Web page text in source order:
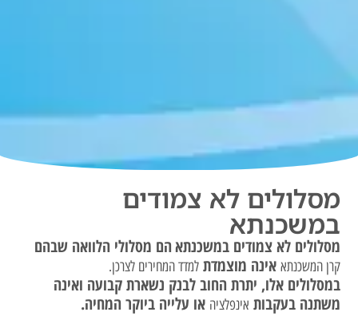
מסלולים לא צמודים
במשכנתא
מסלולים לא צמודים במשכנתאהם מסלולי הלוואה שבהם
קרן המשכנתא אינה מוצמדתלמדד המחירים לצרכן.
במסלולים אלו, יתרת החוב לבנק נשארת קבועה ואינה
משתנה בעקבות אינפלציה או עלייה ביוקר המחיה.